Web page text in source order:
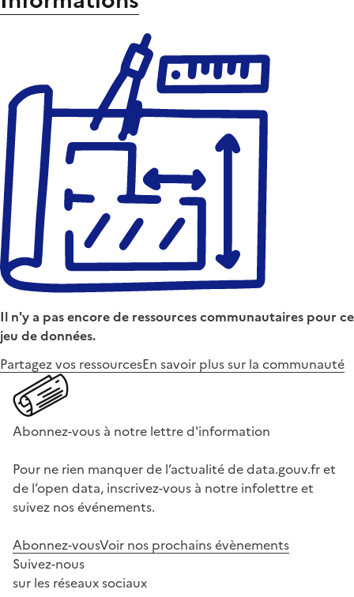
Il n'y a pas encore de ressources communautaires pour ce
jeu de données.
Partagez vos ressourcesEn savoir plus sur la communauté
Abonnez-vous à notre lettre d'information
Pour ne rien manquer de l’actualité de data.gouv.fr et
de l’open data, inscrivez-vous à notre infolettre et
suivez nos événements.
Abonnez-vousVoir nos prochains évènements
Suivez-nous
sur les réseaux sociaux